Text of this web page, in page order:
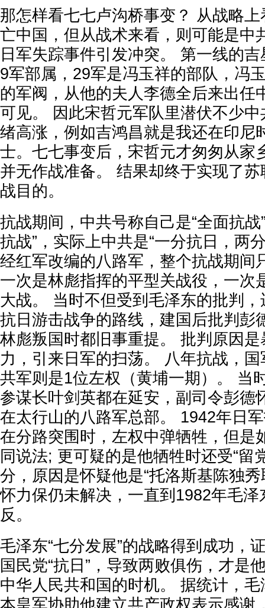
那怎样看七七卢沟桥事变？ 从战略
亡中国，但从战术来看，则可能是中
日军失踪事件引发冲突。 第一线的
9军部属，29军是冯玉祥的部队，冯
的军阀，从他的夫人李德全后来出任
可见。 因此宋哲元军队里潜伏不少
绪高涨，例如吉鸿昌就是我还在印尼
士。七七事变后，宋哲元才匆匆从家
并无作战准备。 结果却终于实现了
战目的。
抗战期间，中共号称自己是“全面抗战
抗战”，实际上中共是“一分抗日，两
经红军改编的八路军，整个抗战期间
一次是林彪指挥的平型关战役，一次
大战。 当时不但受到毛泽东的批判
抗日游击战争的路线，建国后批判彭
林彪叛国时都旧事重提。 批判原因
力，引来日军的扫荡。 八年抗战，
共军则是1位左权（黄埔一期）。 当
参谋长叶剑英都在延安，副司令彭德
在太行山的八路军总部。 1942年日
在分路突围时，左权中弹牺牲，但是
同说法; 更可疑的是他牺牲时还受“留
分，原因是怀疑他是“托洛斯基陈独
怀力保仍未解决，一直到1982年毛
反。
毛泽东“七分发展”的战略得到成功，
国民党“抗日”，导致两败俱伤，才是
中华人民共和国的时机。 据统计，
本皇军协助他建立共产政权表示感谢